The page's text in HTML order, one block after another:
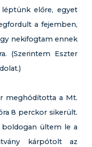
előre, egyet
a fejemben,
nekifogtam ennek
(Szerintem Eszter
meghódította a Mt.
8 perckor sikerült.
boldogan ültem le a
kárpótolt az